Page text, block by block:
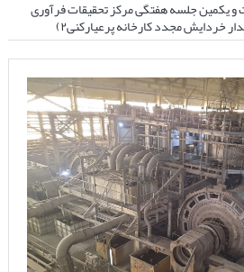
جلسه هفتگی مرکز تحقیقات فرآوری
خردایش مجدد کارخانه پرعیارکنی۲)